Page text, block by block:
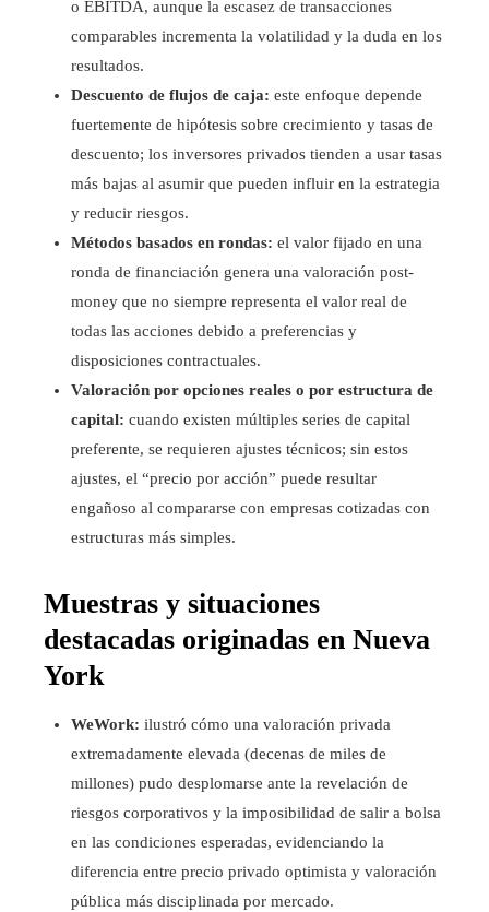
o EBITDA, aunque la escasez de transacciones
comparables incrementa la volatilidad y la duda en los
resultados.
Descuento de flujos de caja: este enfoque depende
fuertemente de hipótesis sobre crecimiento y tasas de
descuento; los inversores privados tienden a usar tasas
más bajas al asumir que pueden influir en la estrategia
y reducir riesgos.
Métodos basados en rondas: el valor fijado en una
ronda de financiación genera una valoración post-
money que no siempre representa el valor real de
todas las acciones debido a preferencias y
disposiciones contractuales.
Valoración por opciones reales o por estructura de
capital: cuando existen múltiples series de capital
preferente, se requieren ajustes técnicos; sin estos
ajustes, el “precio por acción” puede resultar
engañoso al compararse con empresas cotizadas con
estructuras más simples.
Muestras y situaciones
destacadas originadas en Nueva
York
WeWork: ilustró cómo una valoración privada
extremadamente elevada (decenas de miles de
millones) pudo desplomarse ante la revelación de
riesgos corporativos y la imposibilidad de salir a bolsa
en las condiciones esperadas, evidenciando la
diferencia entre precio privado optimista y valoración
pública más disciplinada por mercado.